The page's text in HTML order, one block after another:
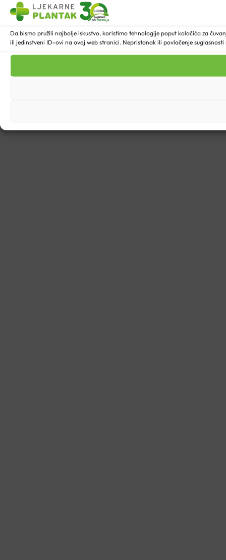
Da bismo pružili najbolje iskustvo, koristimo tehnologije poput kolačića za
ili jedinstveni ID-ovi na ovoj web stranici. Nepristanak ili povlačenje